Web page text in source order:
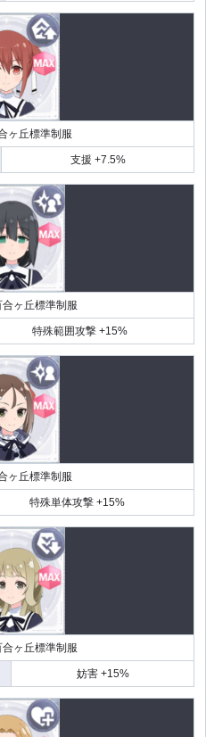
ヶ丘標準制服
支援 +7.5%
ヶ丘標準制服
特殊範囲攻撃 +15%
ヶ丘標準制服
特殊単体攻撃 +15%
ヶ丘標準制服
妨害 +15%